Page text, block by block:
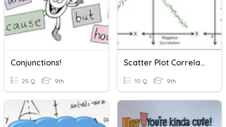
Conjunctions!
25 Q 9th
Scatter Plot Correlations
10 Q 9th